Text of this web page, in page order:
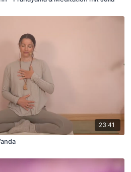
23:41